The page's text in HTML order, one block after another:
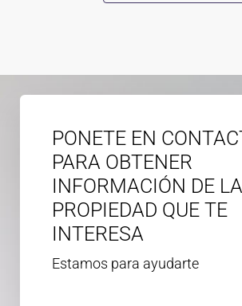
PONETE EN
PARA OBTENER
INFORMACIÓN DE LA
PROPIEDAD QUE TE
INTERESA
Estamos para ayudarte